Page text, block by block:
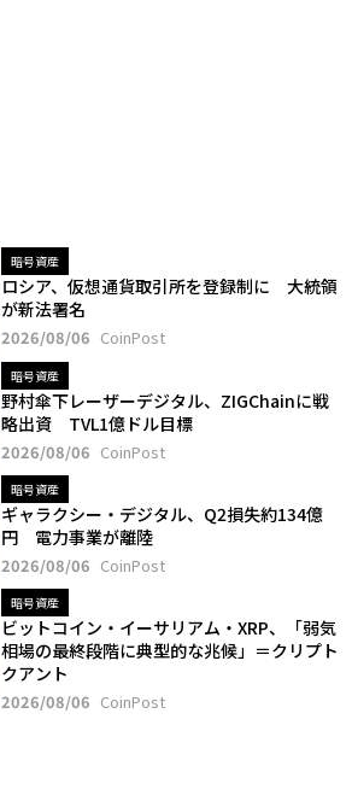
暗号資産
ロシア、仮想通貨取引所を登録制に 大統領
が新法署名
2026/08/06 CoinPost
暗号資産
野村傘下レーザーデジタル、ZIGChainに戦
略出資 TVL1億ドル目標
2026/08/06 CoinPost
暗号資産
ギャラクシー・デジタル、Q2損失約134億
円 電力事業が離陸
2026/08/06 CoinPost
暗号資産
ビットコイン・イーサリアム・XRP、「弱気
相場の最終段階に典型的な兆候」＝クリプト
クアント
2026/08/06 CoinPost